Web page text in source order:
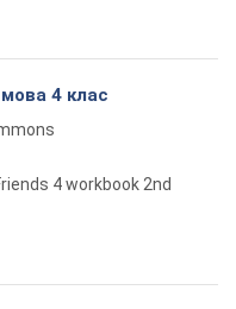
4 клас
4 workbook 2nd